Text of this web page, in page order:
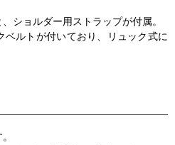
ショルダー用ストラップが付属。
ベルトが付いており、リュック式に